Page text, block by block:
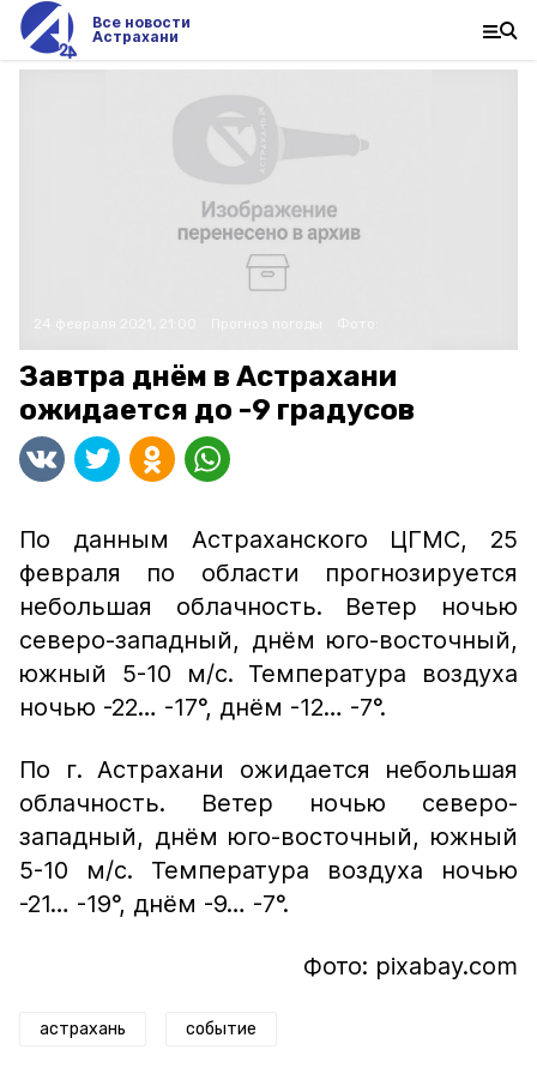
Все новости
Астрахани
Завтра днём в Астрахани
ожидается до -9 градусов
По данным Астраханского ЦГМС, 25
февраля по области прогнозируется
небольшая облачность. Ветер ночью
северо-западный, днём юго-восточный,
южный 5-10 м/с. Температура воздуха
ночью -22… -17°, днём -12… -7°.
По г. Астрахани ожидается небольшая
облачность. Ветер ночью северо-
западный, днём юго-восточный, южный
5-10 м/с. Температура воздуха ночью
-21… -19°, днём -9… -7°.
Фото: pixabay.com
астрахань событие